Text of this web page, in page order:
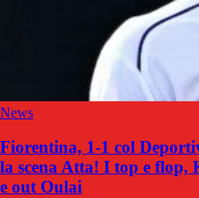
News
Fiorentina, 1-1 col
la scena Atta! I top e flop,
e out Oulai